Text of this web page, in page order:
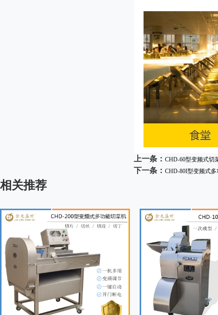
上一条： CHD-60型变频式切
下一条： CHD-80I型变频式
相关推荐